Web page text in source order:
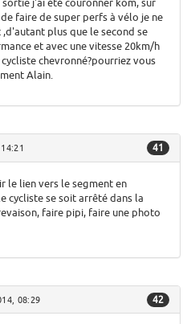
j'ai été couronner kom, sur
faire de super perfs à vélo je ne
plus que le second se
et avec une vitesse 20km/h
chevronné?pourriez vous
Alain.
41
le lien vers le segment en
cycliste se soit arrêté dans la
faire pipi, faire une photo
08:29 42